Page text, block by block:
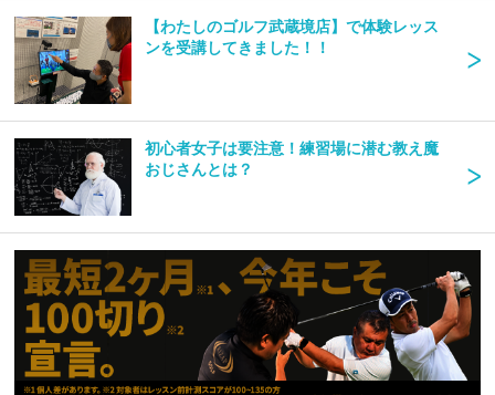
【わたしのゴルフ武蔵境店】で体験レッス
ンを受講してきました！！
初心者女子は要注意！練習場に潜む教え魔
おじさんとは？